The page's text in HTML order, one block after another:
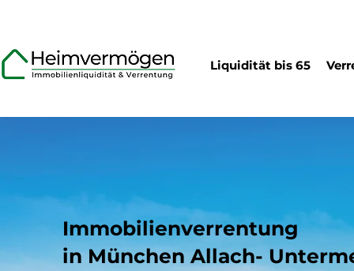
Liquidität bis 65
Immobilienverrentung
in München Allach-